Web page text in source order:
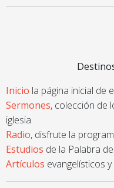
Inicio la página inicial de
Sermones, colección de
iglesia
Radio, disfrute la
Estudios de la Palabra
Artículos evangelísticos